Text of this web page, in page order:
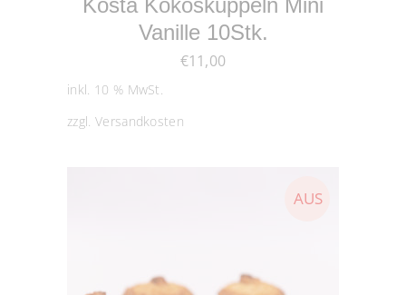
Kosta Kokoskuppeln Mini
Vanille 10Stk.
€11,00
inkl. 10 % MwSt.
zzgl. Versandkosten